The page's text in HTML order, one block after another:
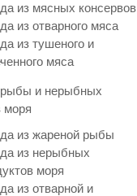
из мясных консервов
из отварного мяса
из тушеного и
мяса
и нерыбных
моря
из жареной рыбы
из нерыбных
моря
из отварной и